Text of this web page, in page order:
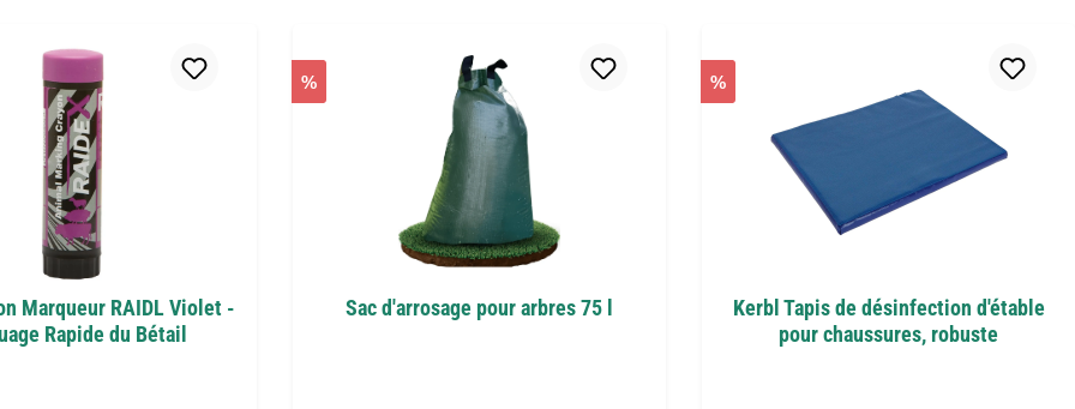
Marqueur RAIDL Violet -
Rapide du Bétail
%
Sac d'arrosage pour arbres 75 l
%
Kerbl Tapis de désinfection d'étable
pour chaussures, robuste